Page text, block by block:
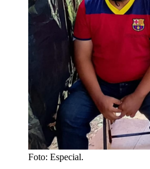
Foto: Especial.